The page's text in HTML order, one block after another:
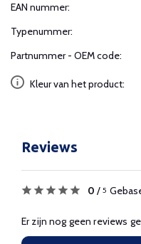
EAN nummer:
Typenummer:
Partnummer - OEM code:
Kleur van het product:
Reviews
0 / 5
Er zijn nog geen reviews